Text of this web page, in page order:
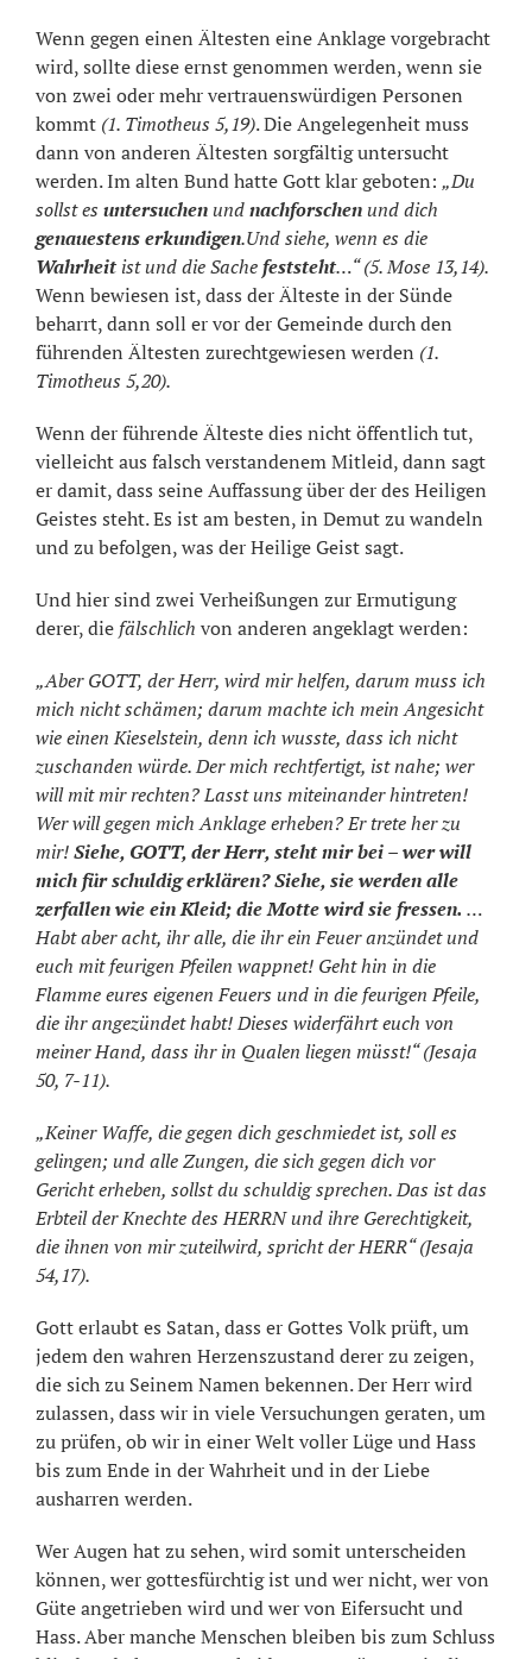
Wenn gegen einen Ältesten eine Anklage vorgebracht
wird, sollte diese ernst genommen werden, wenn sie
von zwei oder mehr vertrauenswürdigen Personen
kommt (1. Timotheus 5,19). Die Angelegenheit muss
dann von anderen Ältesten sorgfältig untersucht
werden. Im alten Bund hatte Gott klar geboten: „Du
sollst es untersuchenundnachforschenund dich
genauestens erkundigen.Und siehe, wenn es die
Wahrheitist und die Sachefeststeht…“ (5. Mose 13,14).
Wenn bewiesen ist, dass der Älteste in der Sünde
beharrt, dann soll er vor der Gemeinde durch den
führenden Ältesten zurechtgewiesen werden (1.
Timotheus 5,20).
Wenn der führende Älteste dies nicht öffentlich tut,
vielleicht aus falsch verstandenem Mitleid, dann sagt
er damit, dass seine Auffassung über der des Heiligen
Geistes steht. Es ist am besten, in Demut zu wandeln
und zu befolgen, was der Heilige Geist sagt.
Und hier sind zwei Verheißungen zur Ermutigung
derer, die fälschlich von anderen angeklagt werden:
„Aber GOTT, der Herr, wird mir helfen, darum muss ich
mich nicht schämen; darum machte ich mein Angesicht
wie einen Kieselstein, denn ich wusste, dass ich nicht
zuschanden würde. Der mich rechtfertigt, ist nahe; wer
will mit mir rechten? Lasst uns miteinander hintreten!
Wer will gegen mich Anklage erheben? Er trete her zu
mir!Siehe, GOTT, der Herr, steht mir bei – wer will
mich für schuldig erklären? Siehe, sie werden alle
zerfallen wie ein Kleid; die Motte wird sie fressen. …
Habt aber acht, ihr alle, die ihr ein Feuer anzündet und
euch mit feurigen Pfeilen wappnet! Geht hin in die
Flamme eures eigenen Feuers und in die feurigen Pfeile,
die ihr angezündet habt! Dieses widerfährt euch von
meiner Hand, dass ihr in Qualen liegen müsst!“ (Jesaja
50, 7-11).
„Keiner Waffe, die gegen dich geschmiedet ist, soll es
gelingen; und alle Zungen, die sich gegen dich vor
Gericht erheben, sollst du schuldig sprechen. Das ist das
Erbteil der Knechte des HERRN und ihre Gerechtigkeit,
die ihnen von mir zuteilwird, spricht der HERR“ (Jesaja
54,17).
Gott erlaubt es Satan, dass er Gottes Volk prüft, um
jedem den wahren Herzenszustand derer zu zeigen,
die sich zu Seinem Namen bekennen. Der Herr wird
zulassen, dass wir in viele Versuchungen geraten, um
zu prüfen, ob wir in einer Welt voller Lüge und Hass
bis zum Ende in der Wahrheit und in der Liebe
ausharren werden.
Wer Augen hat zu sehen, wird somit unterscheiden
können, wer gottesfürchtig ist und wer nicht, wer von
Güte angetrieben wird und wer von Eifersucht und
Hass. Aber manche Menschen bleiben bis zum Schluss